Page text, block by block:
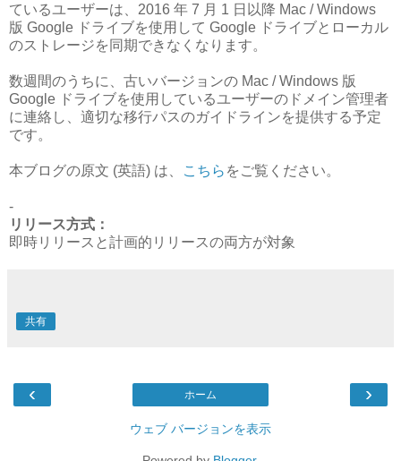
ているユーザーは、2016 年 7 月 1 日以降 Mac / Windows
版 Google ドライブを使用して Google ドライブとローカル
のストレージを同期できなくなります。
数週間のうちに、古いバージョンの Mac / Windows 版
Google ドライブを使用しているユーザーのドメイン管理者
に連絡し、適切な移行パスのガイドラインを提供する予定
です。
本ブログの原文 (英語) は、 こちら をご覧ください。
-
リリース方式：
即時リリースと計画的リリースの両方が対象
共有
‹ ›
ホーム
ウェブ バージョンを表示